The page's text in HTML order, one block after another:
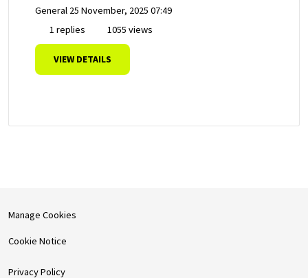
General 25 November, 2025 07:49
1 replies
1055 views
VIEW DETAILS
Manage Cookies
Cookie Notice
Privacy Policy